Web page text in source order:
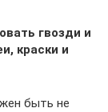
гвозди и
краски и
быть не